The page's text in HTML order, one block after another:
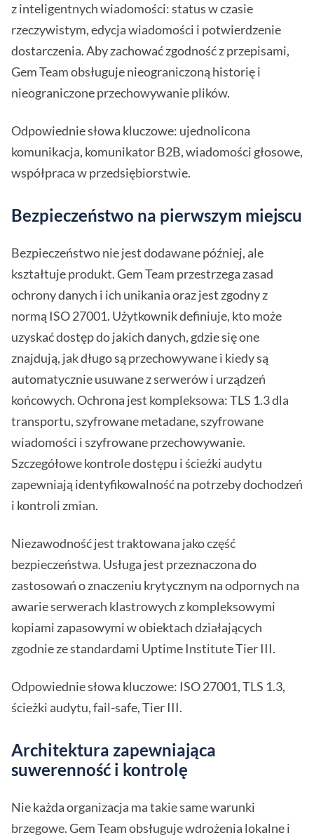
z inteligentnych wiadomości: status w czasie
rzeczywistym, edycja wiadomości i potwierdzenie
dostarczenia. Aby zachować zgodność z przepisami,
Gem Team obsługuje nieograniczoną historię i
nieograniczone przechowywanie plików.
Odpowiednie słowa kluczowe: ujednolicona
komunikacja, komunikator B2B, wiadomości głosowe,
współpraca w przedsiębiorstwie.
Bezpieczeństwo na pierwszym miejscu
Bezpieczeństwo nie jest dodawane później, ale
kształtuje produkt. Gem Team przestrzega zasad
ochrony danych i ich unikania oraz jest zgodny z
normą ISO 27001. Użytkownik definiuje, kto może
uzyskać dostęp do jakich danych, gdzie się one
znajdują, jak długo są przechowywane i kiedy są
automatycznie usuwane z serwerów i urządzeń
końcowych. Ochrona jest kompleksowa: TLS 1.3 dla
transportu, szyfrowane metadane, szyfrowane
wiadomości i szyfrowane przechowywanie.
Szczegółowe kontrole dostępu i ścieżki audytu
zapewniają identyfikowalność na potrzeby dochodzeń
i kontroli zmian.
Niezawodność jest traktowana jako część
bezpieczeństwa. Usługa jest przeznaczona do
zastosowań o znaczeniu krytycznym na odpornych na
awarie serwerach klastrowych z kompleksowymi
kopiami zapasowymi w obiektach działających
zgodnie ze standardami Uptime Institute Tier III.
Odpowiednie słowa kluczowe: ISO 27001, TLS 1.3,
ścieżki audytu, fail-safe, Tier III.
Architektura zapewniająca
suwerenność i kontrolę
Nie każda organizacja ma takie same warunki
brzegowe. Gem Team obsługuje wdrożenia lokalne i